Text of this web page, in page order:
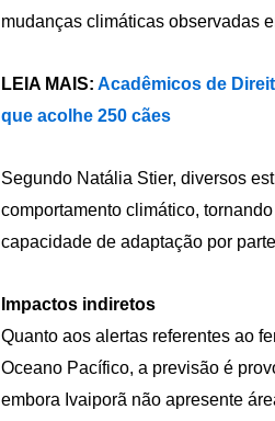
mudanças climáticas observadas
LEIA MAIS: Acadêmicos de
que acolhe 250 cães
Segundo Natália Stier, diversos
comportamento climático,
capacidade de adaptação por
Impactos indiretos
Quanto aos alertas referentes ao
Oceano Pacífico, a previsão é
embora Ivaiporã não apresente